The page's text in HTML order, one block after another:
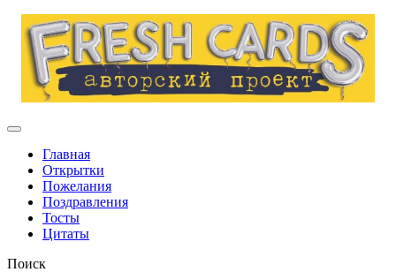
Главная
Открытки
Пожелания
Поздравления
Тосты
Цитаты
Поиск